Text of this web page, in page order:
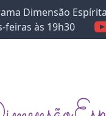
Dimensão
feiras às 19h30